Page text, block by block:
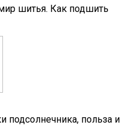
шитья. Как подшить
подсолнечника, польза и